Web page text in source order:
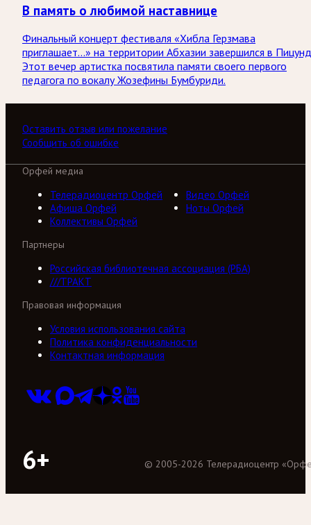
В память о любимой наставнице
Финальный концерт фестиваля «Хибла Герзмава
приглашает…» на территории Абхазии завершился в
Этот вечер артистка посвятила памяти своего первого
педагога по вокалу Жозефины Бумбуриди.
Оставить отзыв или пожелание
Сообщить об ошибке
Орфей медиа
Телерадиоцентр Орфей
Видео Орфей
Афиша Орфей
Ноты Орфей
Коллективы Орфей
Партнеры
Российская библиотечная ассоциация (РБА)
///ТРАКТ
Правовая информация
Условия использования сайта
Политика конфиденциальности
Контактная информация
6+ © 2005-2026 Телерадиоцентр